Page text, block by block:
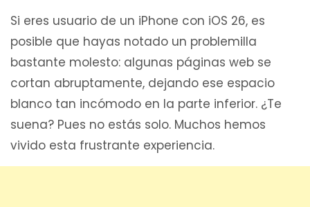
Si eres usuario de un iPhone con iOS 26, es
posible que hayas notado un problemilla
bastante molesto: algunas páginas web se
cortan abruptamente, dejando ese espacio
blanco tan incómodo en la parte inferior. ¿Te
suena? Pues no estás solo. Muchos hemos
vivido esta frustrante experiencia.